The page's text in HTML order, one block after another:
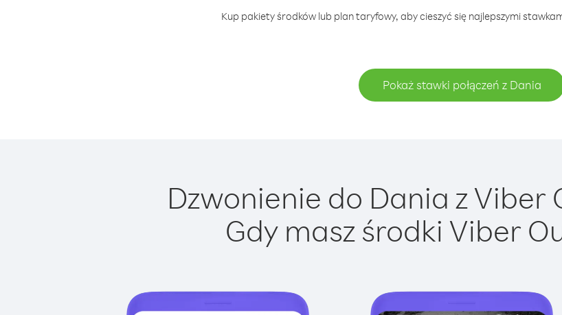
Kup pakiety środków lub plan taryfowy, aby cieszyć się najlepszymi
Pokaż stawki połączeń z Dania
Dzwonienie do Dania z Viber
Gdy masz środki Viber